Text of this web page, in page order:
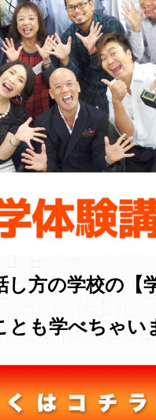
し方の学校の【
とも学べちゃい